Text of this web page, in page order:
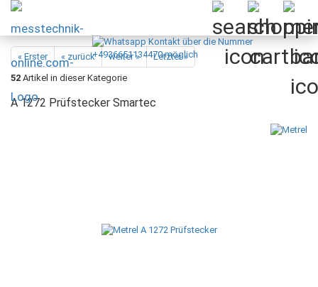
« Erster « zurück weiter »
Letzter »
52 Artikel in dieser Kategorie
A 1272 Prüfstecker Smartec